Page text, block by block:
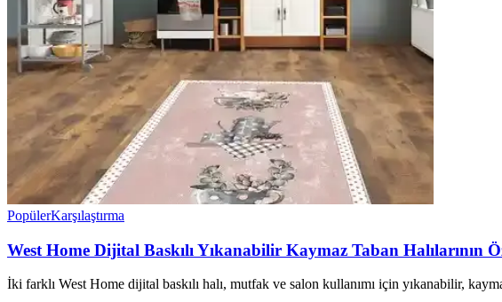
PopülerKarşılaştırma
West Home Dijital Baskılı Yıkanabilir Kaymaz Taban Halılarının
İki farklı West Home dijital baskılı halı, mutfak ve salon kullanımı için yıkanabilir,